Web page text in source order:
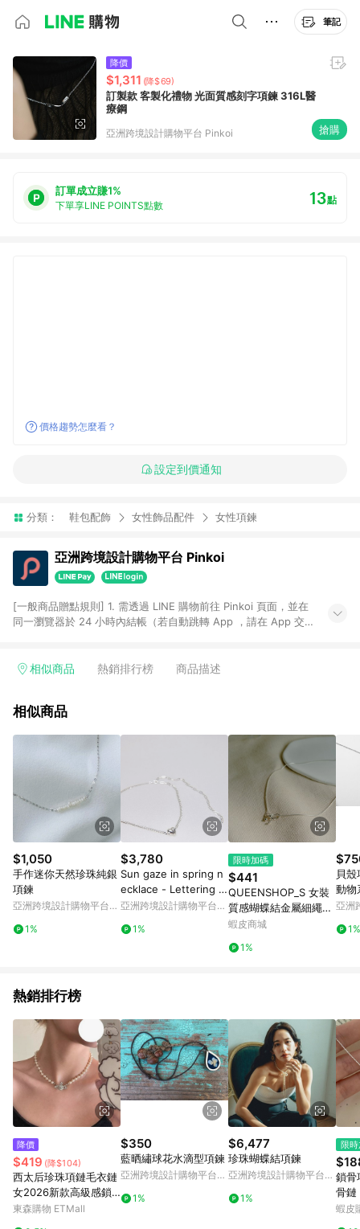
筆記
降價
$1,311 (降$69)
訂製款 客製化禮物 光面質感刻字項鍊 316L醫
療鋼
亞洲跨境設計購物平台 Pinkoi 搶購
訂單成立賺1%
下單享LINE POINTS點數 13點
價格趨勢怎麼看？
設定到價通知
分類： 鞋包配飾 女性飾品配件 女性項鍊
亞洲跨境設計購物平台 Pinkoi
[一般商品贈點規則] 1. 需透過 LINE 購物前往 Pinkoi 頁面，並在
同一瀏覽器於 24 小時內結帳（若自動跳轉 App ，請在 App 交
回饋訂單不得享有 Pinkoi 站方優惠，例如首購優惠，P coins，
行為，不具贈點資格，部分退款不在此限。 6. APP 請更新至
貨後 45 天後發送。 8. 群眾募資商品，禮物卡，開館保證金，補
運費，攤位費等不具贈點資格。 9. LINE 購物站上之商品規格、
顏色、價位、贈品如與 Pinkoi 商品資訊頁及購物車不符，以
Pinkoi 購物商品資訊頁及購物車標示為準。 10. 點數紅包使用規
則請以點數紅包活動說明為準。 11. 若於 LINE 購物前往 Pinkoi
頁面後才首次下載 Pinkoi APP 並完成訂單，不符合導購資格；承
上，首次下載 Pinkoi APP 後，需透過 LINE 購物前往 Pinkoi 頁
面，方享導購資格。
相似商品 熱銷排行榜 商品描述
相似商品
$1,050
手作迷你天然珍珠純銀
項鍊
亞洲跨境設計購物平台
1%
$3,780
Sun gaze in spring n
ecklace - Lettering e
dition
亞洲跨境設計購物平台
1%
限時加碼
$441
QUEENSHOP_S 女裝
質感蝴蝶結金屬細繩項
鍊 現+預 【0704039
蝦皮商城
1%
貝
動物
亞洲
1%
熱銷排行榜
降價
$419 (降$104)
西太后珍珠項鏈毛衣鏈
女2026新款高級感鎖
骨頸鏈輕奢小眾土星配
東森購物 ETMall
$350
藍晒繡球花水滴型項鍊
亞洲跨境設計購物平台
1%
$6,477
珍珠蝴蝶結項鍊
亞洲跨境設計購物平台
1%
限
鎖骨
骨鏈
圓環
蝦皮